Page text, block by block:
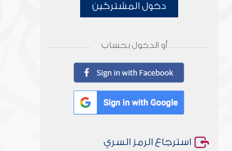
دخول المشتركين
أو الدخول بحساب
استرجاع الرمز السري